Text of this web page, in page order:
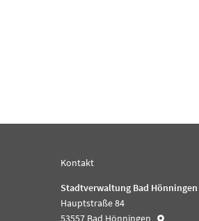
Kontakt
Stadtverwaltung Bad Hönningen
Hauptstraße 84
53557 Bad Hönningen